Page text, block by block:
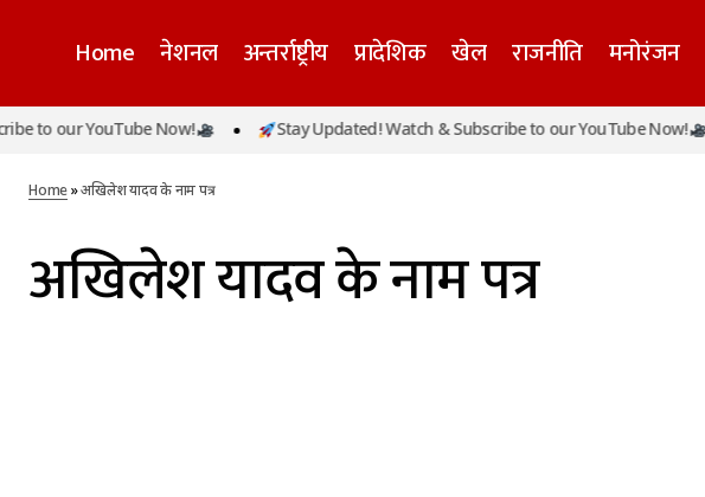
Home नेशनल अन्तर्राष्ट्रीय प्रादेशिक खेल राजनीति मनोरंजन
to our YouTube Now! Stay Updated! Watch & Subscribe to our YouTube Now!
Home»अखिलेश यादव के नाम पत्र
अखिलेश यादव के नाम पत्र